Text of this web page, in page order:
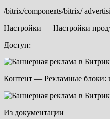
/bitrix/components/bitrix/
Настройки — Настройки
Доступ:
Контент — Рекламные блоки:
Из документации